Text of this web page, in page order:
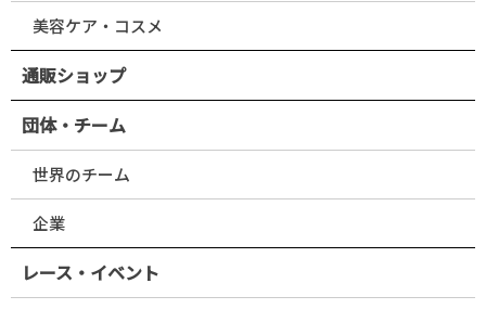
美容ケア・コスメ
通販ショップ
団体・チーム
世界のチーム
企業
レース・イベント